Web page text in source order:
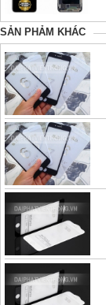
SẢN PHẢM KHÁC